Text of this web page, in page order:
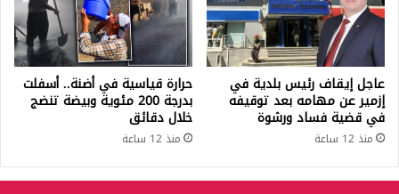
عاجل إيقاف رئيس بلدية في
إزمير عن مهامه بعد توقيفه
في قضية فساد ورشوة
منذ 12 ساعة
حرارة قياسية في أضنة.. أسفلت
بدرجة 200 مئوية وبيضة تنضج
خلال دقائق
منذ 12 ساعة